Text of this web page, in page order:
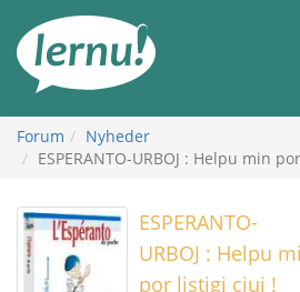
indholdet
Forum
Nyheder
ESPERANTO-URBOJ : Helpu min
ESPERANTO-
URBOJ : Helpu
por listigi ciuj !